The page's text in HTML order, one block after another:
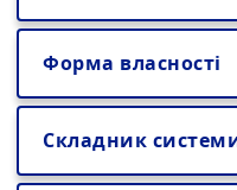
Форма власності
Складник